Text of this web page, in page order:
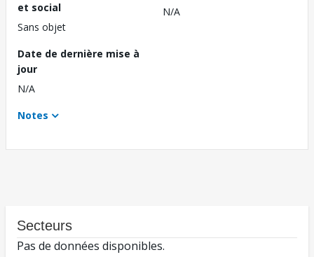
et social
Sans objet
N/A
Date de dernière mise à
jour
N/A
Notes
Secteurs
Pas de données disponibles.